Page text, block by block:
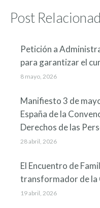
Post
Petición a
para garantizar el
8 mayo, 2026
Manifiesto 3 de
España de la
Derechos de las
28 abril, 2026
El Encuentro de
transformador de la
19 abril, 2026